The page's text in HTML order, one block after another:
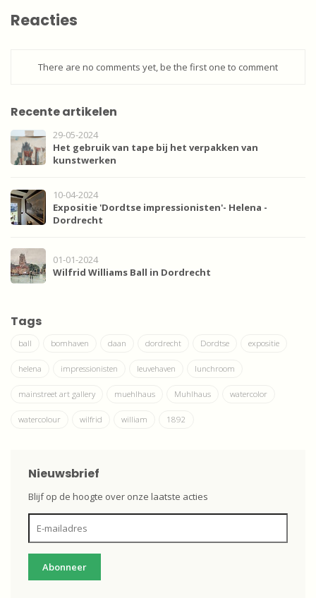
Reacties
There are no comments yet, be the first one to comment
Recente artikelen
29-05-2024
Het gebruik van tape bij het verpakken van
kunstwerken
10-04-2024
Expositie 'Dordtse impressionisten'- Helena -
Dordrecht
01-01-2024
Wilfrid Williams Ball in Dordrecht
Tags
ball bomhaven daan dordrecht Dordtse expositie
helena impressionisten leuvehaven lunchroom
mainstreet art gallery muehlhaus Muhlhaus watercolor
watercolour wilfrid william 1892
Nieuwsbrief
Blijf op de hoogte over onze laatste acties
Abonneer